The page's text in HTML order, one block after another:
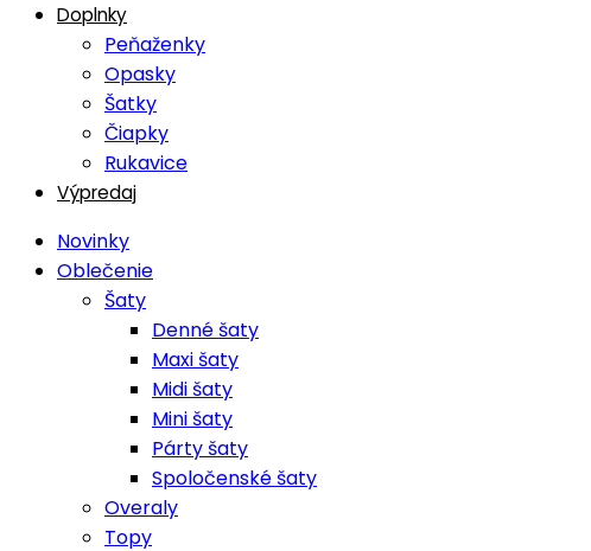
Doplnky
Peňaženky
Opasky
Šatky
Čiapky
Rukavice
Výpredaj
Novinky
Oblečenie
Šaty
Denné šaty
Maxi šaty
Midi šaty
Mini šaty
Párty šaty
Spoločenské šaty
Overaly
Topy